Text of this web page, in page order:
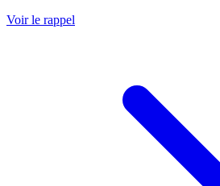
Voir le rappel